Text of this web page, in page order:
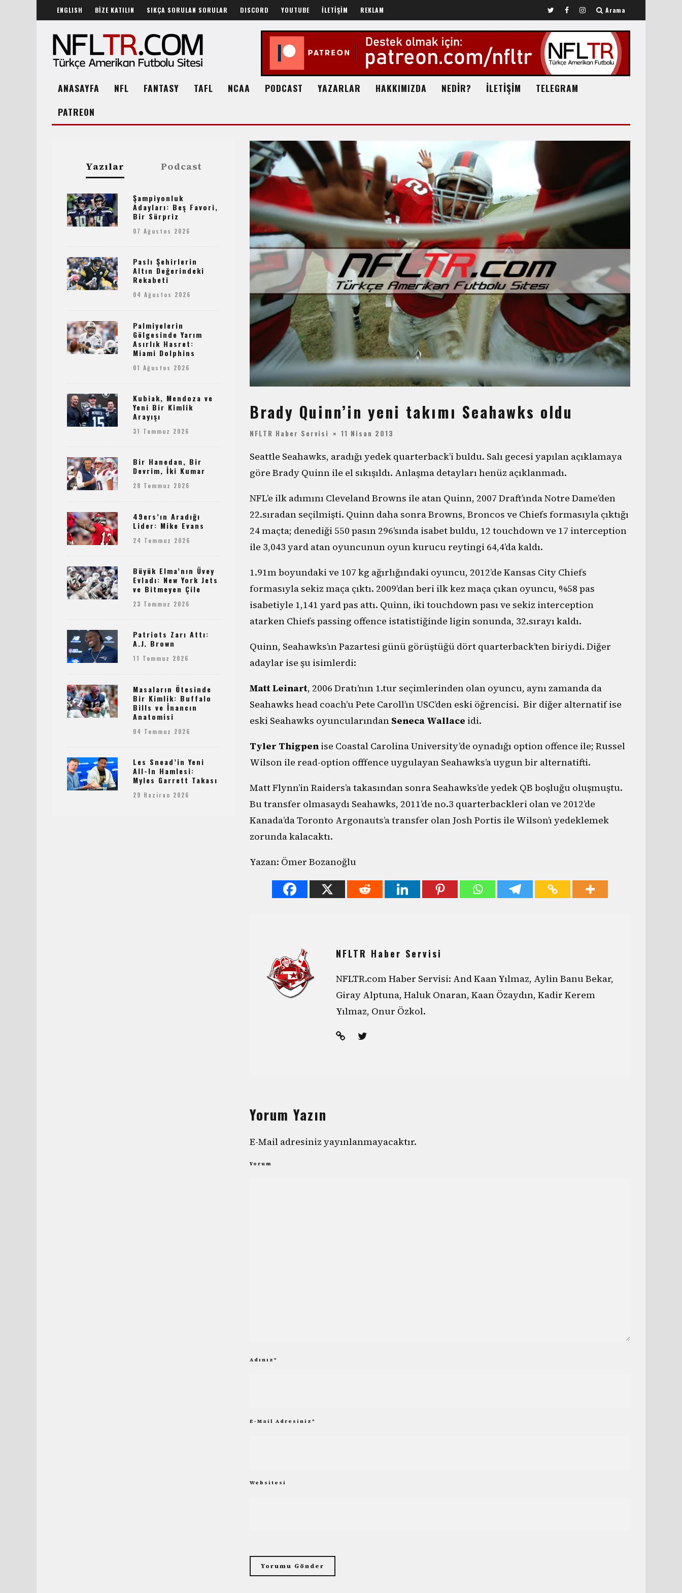
ENGLISH BİZE KATILIN SIKÇA SORULAN SORULAR DISCORD YOUTUBE İLETİŞİM REKLAM Arama
ANASAYFA NFL FANTASY TAFL NCAA PODCAST YAZARLAR HAKKIMIZDA NEDİR? İLETİŞİM
TELEGRAM
PATREON
Brady Quinn’in yeni takımı Seahawks oldu
NFLTR Haber Servisi 11 Nisan 2013
Seattle Seahawks, aradığı yedek quarterback’i buldu. Salı gecesi yapılan açıklamaya
göre Brady Quinn ile el sıkışıldı. Anlaşma detayları henüz açıklanmadı.
NFL’e ilk adımını Cleveland Browns ile atan Quinn, 2007 Draft’ında Notre Dame’den
22.sıradan seçilmişti. Quinn daha sonra Browns, Broncos ve Chiefs formasıyla çıktığı
24 maçta; denediği 550 pasın 296’sında isabet buldu, 12 touchdown ve 17 interception
ile 3,043 yard atan oyuncunun oyun kurucu reytingi 64,4’da kaldı.
1.91m boyundaki ve 107 kg ağırlığındaki oyuncu, 2012’de Kansas City Chiefs
formasıyla sekiz maça çıktı. 2009’dan beri ilk kez maça çıkan oyuncu, %58 pas
isabetiyle 1,141 yard pas attı. Quinn, iki touchdown pası ve sekiz interception
atarken Chiefs passing offence istatistiğinde ligin sonunda, 32.sırayı kaldı.
Quinn, Seahawks’ın Pazartesi günü görüştüğü dört quarterback’ten biriydi. Diğer
adaylar ise şu isimlerdi:
Matt Leinart, 2006 Dratı’nın 1.tur seçimlerinden olan oyuncu, aynı zamanda da
Seahawks head coach’u Pete Caroll’ın USC’den eski öğrencisi. Bir diğer alternatif ise
eski Seahawks oyuncularından Seneca Wallace idi.
Tyler Thigpen ise Coastal Carolina University’de oynadığı option offence ile; Russel
Wilson ile read-option offfence uygulayan Seahawks’a uygun bir alternatifti.
Matt Flynn’in Raiders’a takasından sonra Seahawks’de yedek QB boşluğu oluşmuştu.
Bu transfer olmasaydı Seahawks, 2011’de no.3 quarterbackleri olan ve 2012’de
Kanada’da Toronto Argonauts’a transfer olan Josh Portis ile Wilson’ı yedeklemek
zorunda kalacaktı.
Yazan: Ömer Bozanoğlu
NFLTR Haber Servisi
NFLTR.com Haber Servisi: And Kaan Yılmaz, Aylin Banu Bekar,
Giray Alptuna, Haluk Onaran, Kaan Özaydın, Kadir Kerem
Yılmaz, Onur Özkol.
Yorum Yazın
E-Mail adresiniz yayınlanmayacaktır.
Yorum
Adınız *
E-Mail Adresiniz *
Websitesi
Yazılar Podcast
Şampiyonluk
Adayları: Beş Favori,
Bir Sürpriz
07 Ağustos 2026
Paslı Şehirlerin
Altın Değerindeki
Rekabeti
04 Ağustos 2026
Palmiyelerin
Gölgesinde Yarım
Asırlık Hasret:
Miami Dolphins
01 Ağustos 2026
Kubiak, Mendoza ve
Yeni Bir Kimlik
Arayışı
31 Temmuz 2026
Bir Hanedan, Bir
Devrim, İki Kumar
28 Temmuz 2026
49ers’ın Aradığı
Lider: Mike Evans
24 Temmuz 2026
Büyük Elma’nın Üvey
Evladı: New York Jets
ve Bitmeyen Çile
23 Temmuz 2026
Patriots Zarı Attı:
A.J. Brown
11 Temmuz 2026
Masaların Ötesinde
Bir Kimlik: Buffalo
Bills ve İnancın
Anatomisi
04 Temmuz 2026
Les Snead’in Yeni
All-In Hamlesi:
Myles Garrett Takası
29 Haziran 2026